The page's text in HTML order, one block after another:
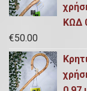
ΚΩΔ
€50.00